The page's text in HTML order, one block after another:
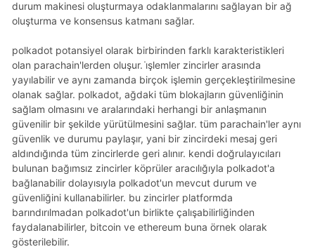
durum makinesi oluşturmaya odaklanmalarını sağlayan bir ağ
oluşturma ve konsensus katmanı sağlar.
polkadot potansiyel olarak birbirinden farklı karakteristikleri
olan parachain'lerden oluşur. i̇şlemler zincirler arasında
yayılabilir ve aynı zamanda birçok işlemin gerçekleştirilmesine
olanak sağlar. polkadot, ağdaki tüm blokajların güvenliğinin
sağlam olmasını ve aralarındaki herhangi bir anlaşmanın
güvenilir bir şekilde yürütülmesini sağlar. tüm parachain'ler aynı
güvenlik ve durumu paylaşır, yani bir zincirdeki mesaj geri
aldındığında tüm zincirlerde geri alınır. kendi doğrulayıcıları
bulunan bağımsız zincirler köprüler aracılığıyla polkadot'a
bağlanabilir dolayısıyla polkadot'un mevcut durum ve
güvenliğini kullanabilirler. bu zincirler platformda
barındırılmadan polkadot'un birlikte çalışabilirliğinden
faydalanabilirler, bitcoin ve ethereum buna örnek olarak
gösterilebilir.